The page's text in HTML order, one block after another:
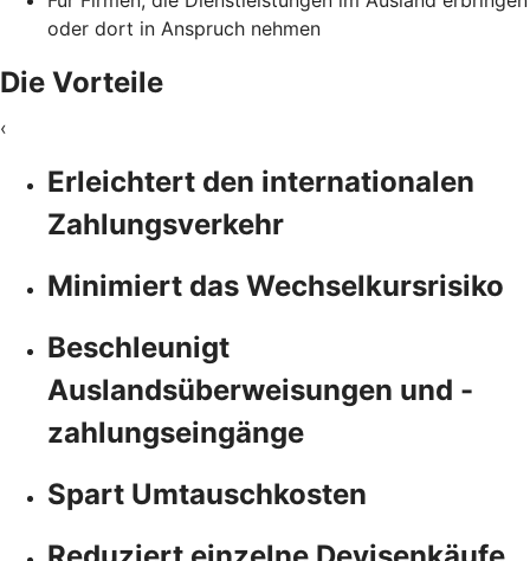
oder dort in Anspruch nehmen
Die Vorteile
‹
Erleichtert den internationalen
Zahlungsverkehr
Minimiert das Wechselkursrisiko
Beschleunigt
Auslandsüberweisungen und -
zahlungseingänge
Spart Umtauschkosten